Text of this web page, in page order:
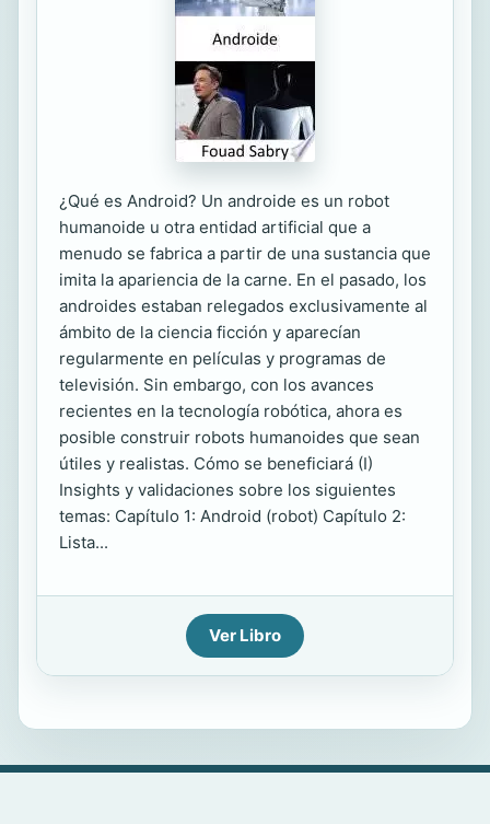
¿Qué es Android? Un androide es un robot
humanoide u otra entidad artificial que a
menudo se fabrica a partir de una sustancia que
imita la apariencia de la carne. En el pasado, los
androides estaban relegados exclusivamente al
ámbito de la ciencia ficción y aparecían
regularmente en películas y programas de
televisión. Sin embargo, con los avances
recientes en la tecnología robótica, ahora es
posible construir robots humanoides que sean
útiles y realistas. Cómo se beneficiará (I)
Insights y validaciones sobre los siguientes
temas: Capítulo 1: Android (robot) Capítulo 2:
Lista...
Ver Libro